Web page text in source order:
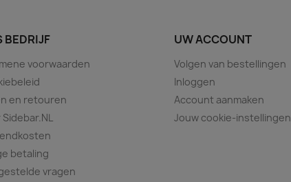
BEDRIJF
voorwaarden
en retouren
Sidebar.NL
betaling
vragen
UW ACCOUNT
Volgen van bestellingen
Inloggen
Account aanmaken
Jouw cookie-instellingen